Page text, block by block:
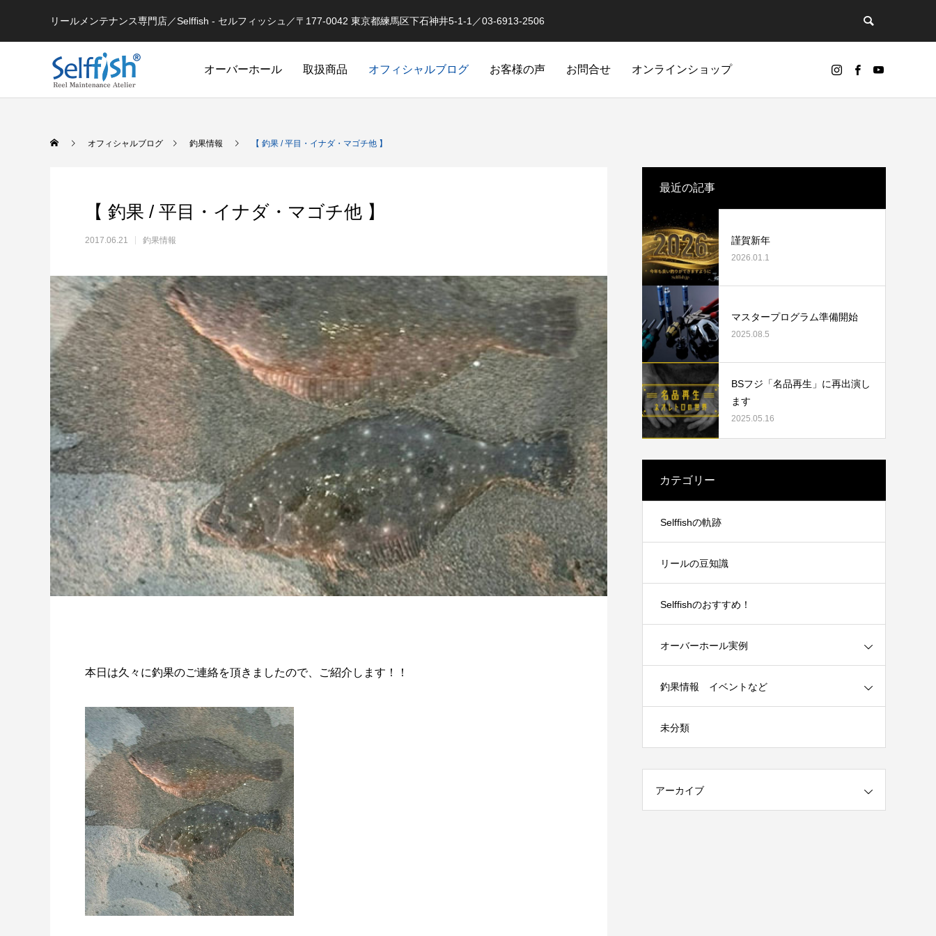
リールメンテナンス専門店／Selffish - セルフィッシュ／〒177-0042 東京都練馬区下石神井5-1-1／03-6913-2506
オーバーホール 取扱商品 オフィシャルブログ お客様の声 お問合せ オンラインショップ
セルフメンテナンス用品
セルフメンテナンス用品（Selffishオリジナル）
カスタムパーツ
カスタムベアリング（Selffishオリジナル）
ラインを巻き込むときの工夫
2024.06.23
シマノ スピニングリールのローラークラ
ッチ
2024.05.09
クラッチ返りによるダメージ
2023.10.26
ギアノイズ（ゴリ感）について
2023.09.19
シマノ バンタム1000SGの1年点検
2025.02.26
ダイワ スパルタンIC150Hのオーバーホ
ール
2024.10.31
シマノ 20メタニウムXGのベアリングチ
ューン
2024.10.24
ール
謹賀新年
2026.01.01
BSフジ「名品再生」に再出演します
2025.05.16
第56回霞ヶ浦クリーン大作戦（春の陣）開
謹賀新年 2025年はチームを作ります！
オフィシャルブログ 釣果情報 【 釣果 / 平目・イナダ・マゴチ他 】
【 釣果 / 平目・イナダ・マゴチ他 】
2017.06.21 釣果情報
本日は久々に釣果のご連絡を頂きましたので、ご紹介します！！
最近の記事
謹賀新年
2026.01.1
マスタープログラム準備開始
2025.08.5
BSフジ「名品再生」に再出演し
ます
2025.05.16
カテゴリー
Selffishの軌跡
リールの豆知識
Selffishのおすすめ！
オーバーホール実例
釣果情報 イベントなど
未分類
アーカイブ